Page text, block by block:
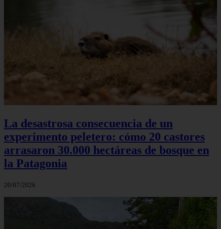
La desastrosa consecuencia de un
experimento peletero: cómo 20 castores
arrasaron 30.000 hectáreas de bosque en
la Patagonia
20/07/2026